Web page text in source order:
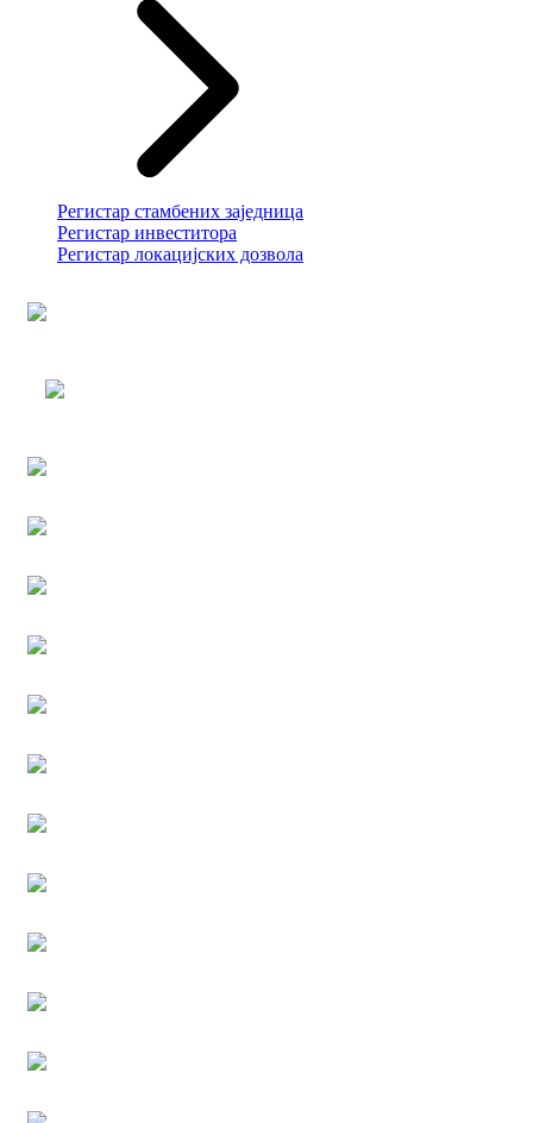
Регистар стамбених заједница
Регистар инвеститора
Регистар локацијских дозвола